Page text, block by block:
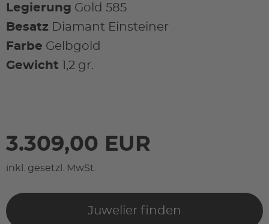
Legierung Gold 585
Besatz Diamant Einsteiner
Farbe Gelbgold
Gewicht
1,2 gr.
3.309,00 EUR
inkl. gesetzl. MwSt.
Juwelier finden